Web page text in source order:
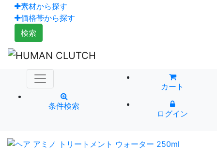
素材から探す
価格帯から探す
検索
条件検索
カート
ログイン